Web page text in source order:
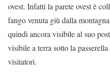
ovest. Infatti la parete ovest è
fango venuta giù dalla
quindi ancora visibile al suo
visibile a terra sotto la
visitatori.